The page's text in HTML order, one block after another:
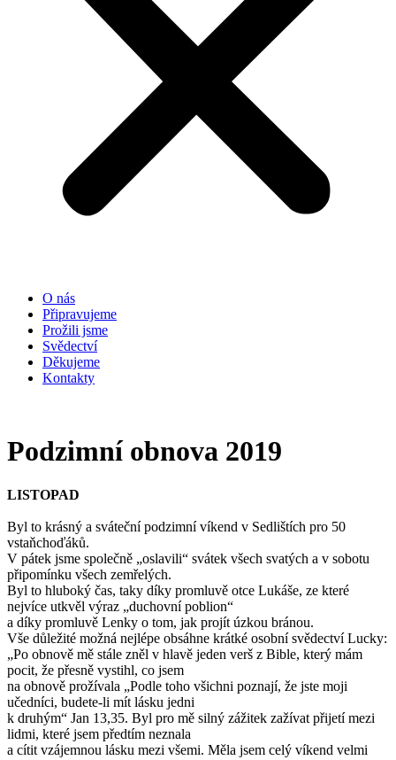
O nás
Připravujeme
Prožili jsme
Svědectví
Děkujeme
Kontakty
Podzimní obnova 2019
LISTOPAD
Byl to krásný a sváteční podzimní víkend v Sedlištích pro 50
vstaňchoďáků.
V pátek jsme společně „oslavili“ svátek všech svatých a v sobotu
připomínku všech zemřelých.
Byl to hluboký čas, taky díky promluvě otce Lukáše, ze které
nejvíce utkvěl výraz „duchovní poblion“
a díky promluvě Lenky o tom, jak projít úzkou bránou.
Vše důležité možná nejlépe obsáhne krátké osobní svědectví Lucky:
„Po obnově mě stále zněl v hlavě jeden verš z Bible, který mám
pocit, že přesně vystihl, co jsem
na obnově prožívala „Podle toho všichni poznají, že jste moji
učedníci, budete-li mít lásku jedni
k druhým“ Jan 13,35. Byl pro mě silný zážitek zažívat přijetí mezi
lidmi, které jsem předtím neznala
a cítit vzájemnou lásku mezi všemi. Měla jsem celý víkend velmi